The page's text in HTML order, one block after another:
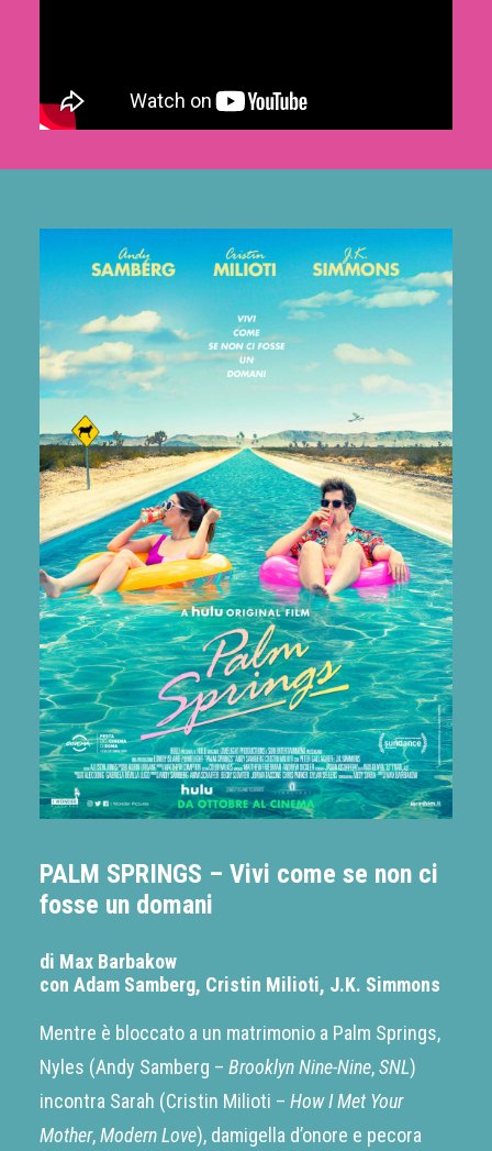
PALM SPRINGS – Vivi come se non ci
fosse un domani
di Max Barbakow
con Adam Samberg, Cristin Milioti, J.K. Simmons
Mentre è bloccato a un matrimonio a Palm Springs,
Nyles (Andy Samberg – Brooklyn Nine-Nine,SNL)
incontra Sarah (Cristin Milioti – How I Met Your
Mother,Modern Love), damigella d’onore e pecora